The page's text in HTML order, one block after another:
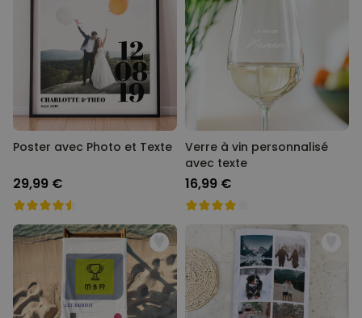
Poster avec Photo et Texte
29,99 €
Verre à vin personnalisé
avec texte
16,99 €